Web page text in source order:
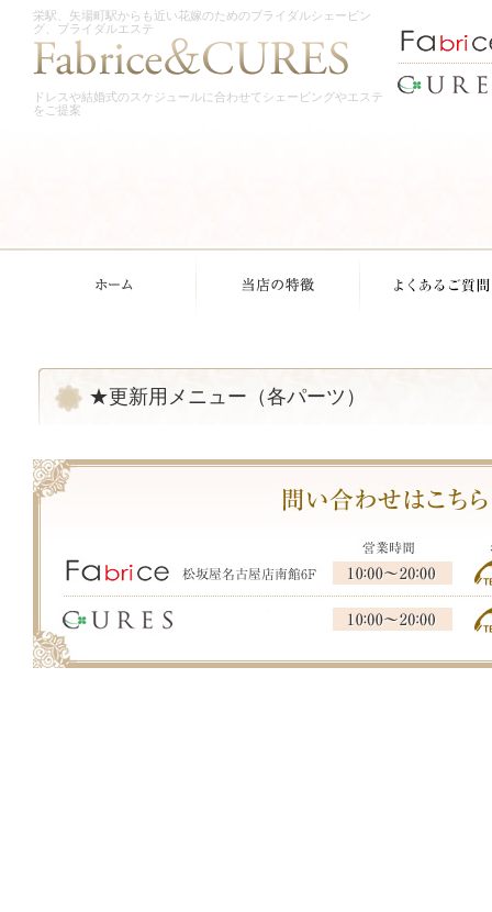
栄駅、矢場町駅からも近い花嫁のためのブライダルシェービン
グ、ブライダルエステ
ドレスや結婚式のスケジュールに合わせてシェービングやエステ
をご提案
★更新用メニュー（各パーツ）